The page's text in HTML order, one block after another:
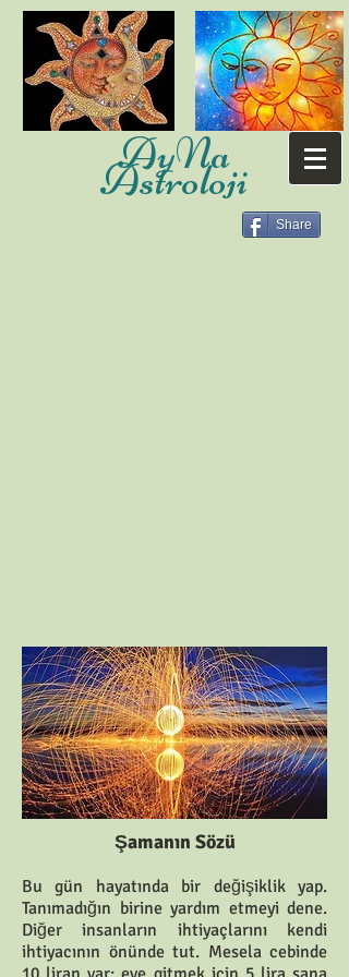
AyNa
Astroloji
Share
Şamanın Sözü
Bu gün hayatında bir değişiklik yap.
Tanımadığın birine yardım etmeyi dene.
Diğer insanların ihtiyaçlarını kendi
ihtiyacının önünde tut. Mesela cebinde